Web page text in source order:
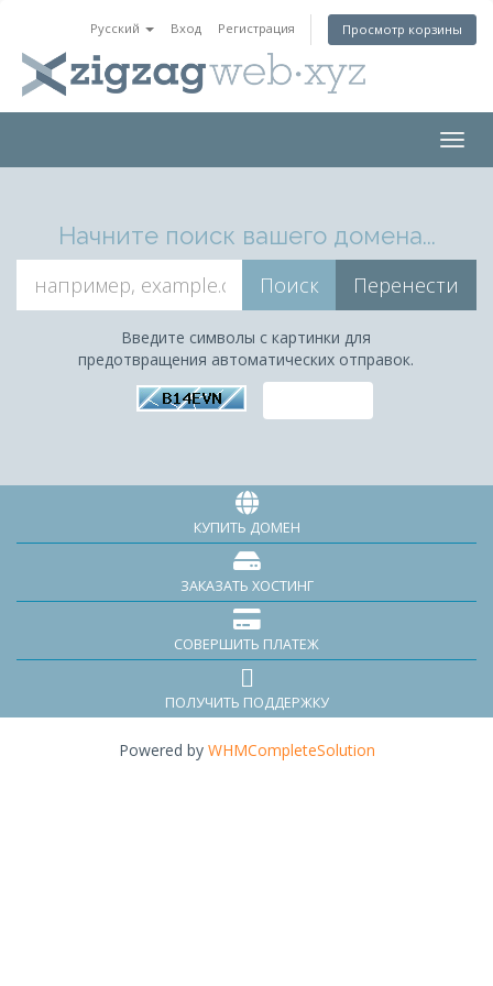
Русский Вход Регистрация Просмотр корзины
Начните поиск вашего домена...
Введите символы с картинки для
предотвращения автоматических отправок.
КУПИТЬ ДОМЕН
ЗАКАЗАТЬ ХОСТИНГ
СОВЕРШИТЬ ПЛАТЕЖ
ПОЛУЧИТЬ ПОДДЕРЖКУ
Powered by WHMCompleteSolution